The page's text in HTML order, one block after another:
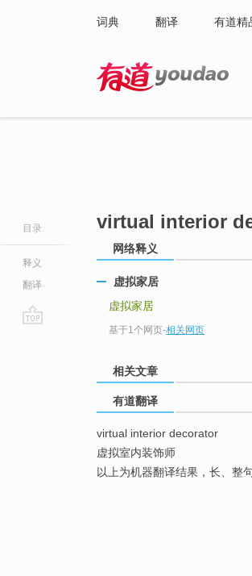
词典 翻译 有道精
目录
释义
翻译
virtual interior
网络释义
虚拟家居
虚拟家居
基于1个网页-相关网页
相关文章
有道翻译
virtual interior decorator
虚拟室内装饰师
以上为机器翻译结果，长、整